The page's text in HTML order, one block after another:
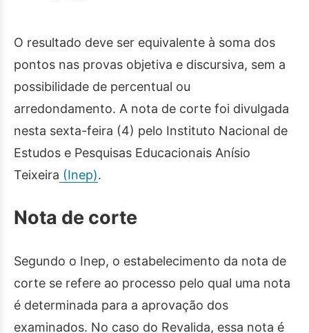
O resultado deve ser equivalente à soma dos
pontos nas provas objetiva e discursiva, sem a
possibilidade de percentual ou
arredondamento. A nota de corte foi divulgada
nesta sexta-feira (4) pelo Instituto Nacional de
Estudos e Pesquisas Educacionais Anísio
Teixeira (Inep).
Nota de corte
Segundo o Inep, o estabelecimento da nota de
corte se refere ao processo pelo qual uma nota
é determinada para a aprovação dos
examinados. No caso do Revalida, essa nota é